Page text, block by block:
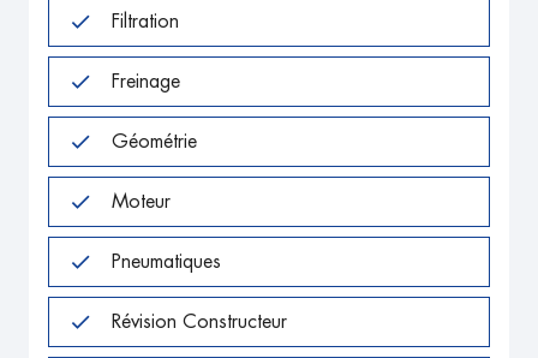
Filtration
Freinage
Géométrie
Moteur
Pneumatiques
Révision Constructeur